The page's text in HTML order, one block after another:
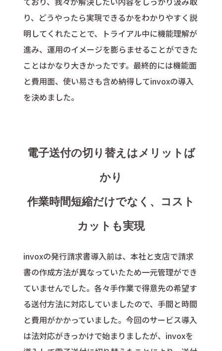
り、どうやったら実現できるかをわかりやすく説
明してくれたことで、トライアル中に機能理解が
進み、運用のイメージを膨らませることができた
ことはかなり大きかったです。最終的には機能面
と費用面、使い易さも含め納得してinvoxの導入
を決めました。
電子送付の切り替えはメリットば
かり
作業時間短縮だけでなく、コスト
カットも実現
invoxの発行請求書導入前は、本社と支店で請求
書の作成方法が異なっていたため一元管理ができ
ていませんでした。各々手作業で得意先の希望す
る送付方法に対応していましたので、手間と時間
と費用がかかっていました。今回のサービス導入
は法対応がきっかけで始まりましたが、invoxを